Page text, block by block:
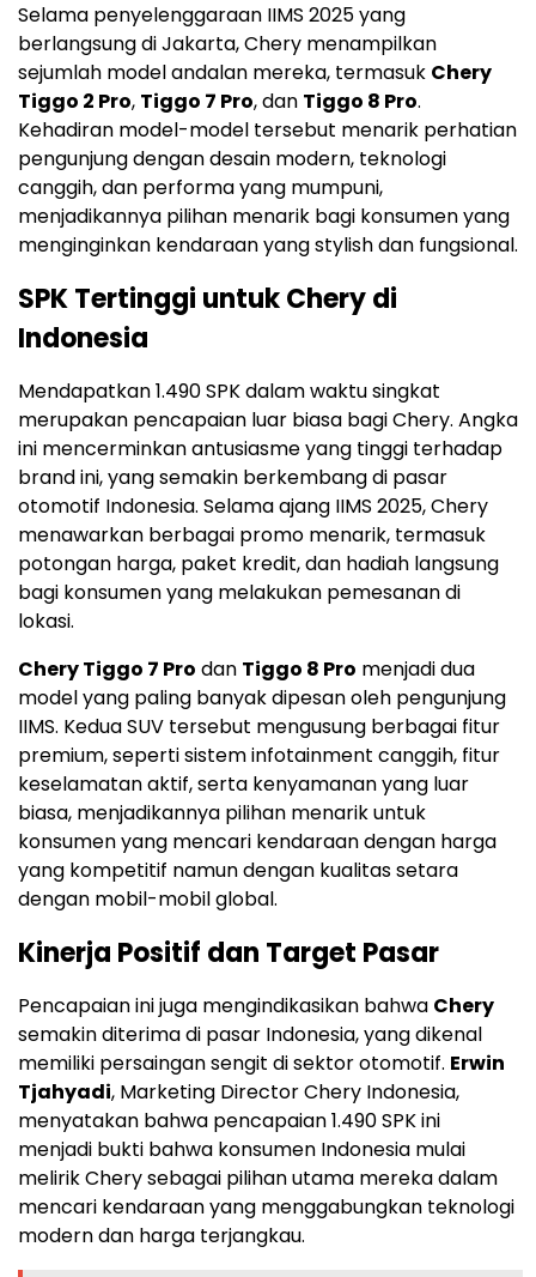
Selama penyelenggaraan IIMS 2025 yang
berlangsung di Jakarta, Chery menampilkan
sejumlah model andalan mereka, termasuk Chery
Tiggo 2 Pro, Tiggo 7 Pro, dan Tiggo 8 Pro.
Kehadiran model-model tersebut menarik perhatian
pengunjung dengan desain modern, teknologi
canggih, dan performa yang mumpuni,
menjadikannya pilihan menarik bagi konsumen yang
menginginkan kendaraan yang stylish dan fungsional.
SPK Tertinggi untuk Chery di
Indonesia
Mendapatkan 1.490 SPK dalam waktu singkat
merupakan pencapaian luar biasa bagi Chery. Angka
ini mencerminkan antusiasme yang tinggi terhadap
brand ini, yang semakin berkembang di pasar
otomotif Indonesia. Selama ajang IIMS 2025, Chery
menawarkan berbagai promo menarik, termasuk
potongan harga, paket kredit, dan hadiah langsung
bagi konsumen yang melakukan pemesanan di
lokasi.
Chery Tiggo 7 Pro dan Tiggo 8 Pro menjadi dua
model yang paling banyak dipesan oleh pengunjung
IIMS. Kedua SUV tersebut mengusung berbagai fitur
premium, seperti sistem infotainment canggih, fitur
keselamatan aktif, serta kenyamanan yang luar
biasa, menjadikannya pilihan menarik untuk
konsumen yang mencari kendaraan dengan harga
yang kompetitif namun dengan kualitas setara
dengan mobil-mobil global.
Kinerja Positif dan Target Pasar
Pencapaian ini juga mengindikasikan bahwa Chery
semakin diterima di pasar Indonesia, yang dikenal
memiliki persaingan sengit di sektor otomotif. Erwin
Tjahyadi, Marketing Director Chery Indonesia,
menyatakan bahwa pencapaian 1.490 SPK ini
menjadi bukti bahwa konsumen Indonesia mulai
melirik Chery sebagai pilihan utama mereka dalam
mencari kendaraan yang menggabungkan teknologi
modern dan harga terjangkau.